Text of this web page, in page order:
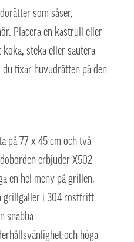
som såser,
Placera en kastrull eller
steka eller sautera
fixar huvudrätten på den
på 77 x 45 cm och två
erbjuder X502
en hel meny på grillen.
grillgaller i 304 rostfritt
snabba
och höga